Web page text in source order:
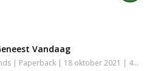
Vandaag
Nederlands | Paperback | 18 oktober 2021 | 432 pagina's | 9789059992009